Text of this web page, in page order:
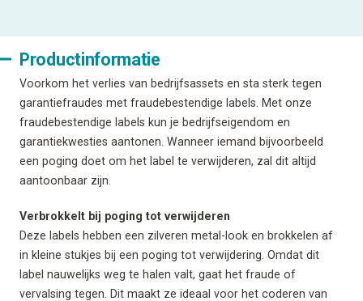
Productinformatie
Voorkom het verlies van bedrijfsassets en sta sterk tegen
garantiefraudes met fraudebestendige labels. Met onze
fraudebestendige labels kun je bedrijfseigendom en
garantiekwesties aantonen. Wanneer iemand bijvoorbeeld
een poging doet om het label te verwijderen, zal dit altijd
aantoonbaar zijn.
Verbrokkelt bij poging tot verwijderen
Deze labels hebben een zilveren metal-look en brokkelen af
in kleine stukjes bij een poging tot verwijdering. Omdat dit
label nauwelijks weg te halen valt, gaat het fraude of
vervalsing tegen. Dit maakt ze ideaal voor het coderen van